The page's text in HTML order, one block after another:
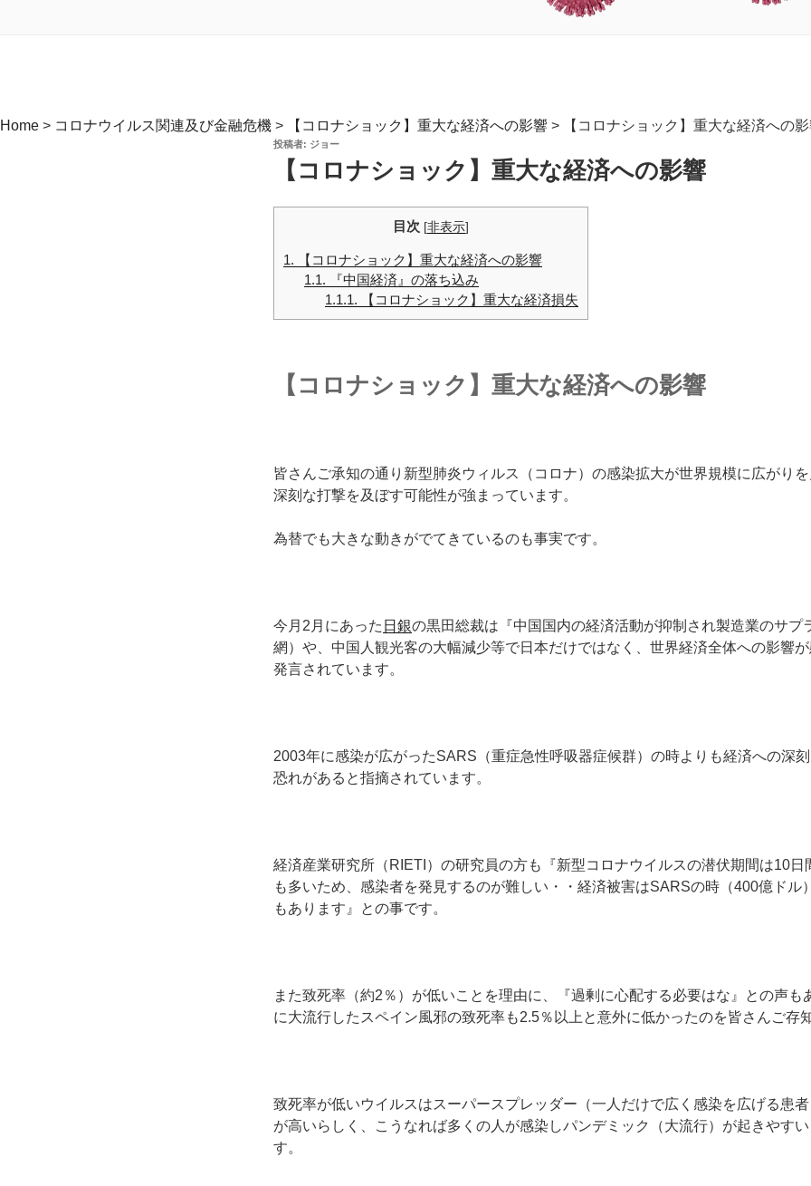
Home > コロナウイルス関連及び金融危機 > 【コロナショック】重大な経済への影響 > 【コロナショック】重大な経済への
投
投稿者: ジョー
【コロナショック】重大な経済への影響
目次 [非表示]
1. 【コロナショック】重大な経済への影響
1.1. 『中国経済』の落ち込み
1.1.1. 【コロナショック】重大な経済損失
【コロナショック】重大な経済への影響
皆さんご承知の通り新型肺炎ウィルス（コロナ）の感染拡大が世界規模に広がり
深刻な打撃を及ぼす可能性が強まっています。
為替でも大きな動きがでてきているのも事実です。
今月2月にあった 日銀の黒田総裁は『中国国内の経済活動が抑制され製造業のサプ
網）や、中国人観光客の大幅減少等で日本だけではなく、世界経済全体への影響
発言されています。
2003年に感染が広がったSARS（重症急性呼吸器症候群）の時よりも経済への深
恐れがあると指摘されています。
経済産業研究所（RIETI）の研究員の方も『新型コロナウイルスの潜伏期間は10日
も多いため、感染者を発見するのが難しい・・経済被害はSARSの時（400億ドル
もあります』との事です。
また致死率（約2％）が低いことを理由に、『過剰に心配する必要はな』との声も
に大流行したスペイン風邪の致死率も2.5％以上と意外に低かったのを皆さんご存
致死率が低いウイルスはスーパースプレッダー（一人だけで広く感染を広げる患
が高いらしく、こうなれば多くの人が感染しパンデミック（大流行）が起きやす
す。